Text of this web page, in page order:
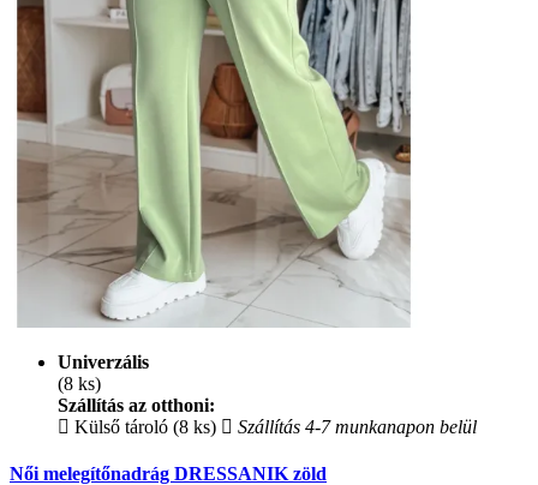
Univerzális
(8 ks)
Szállítás az otthoni:
Külső tároló (8 ks)
Szállítás 4-7 munkanapon belül
Női melegítőnadrág DRESSANIK zöld